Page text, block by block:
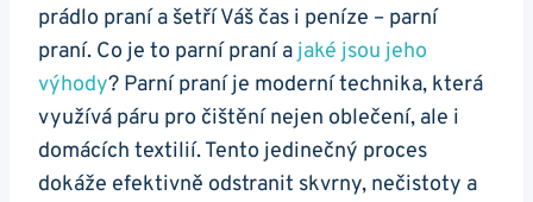
prádlo praní a šetří Váš čas i peníze – parní
praní. Co je to parní praní a jaké jsou jeho
⁢výhody?‍ Parní praní je ​moderní​ technika, která
využívá páru pro čištění nejen oblečení, ale i
domácích textilií. Tento jedinečný proces
dokáže efektivně odstranit skvrny, nečistoty a